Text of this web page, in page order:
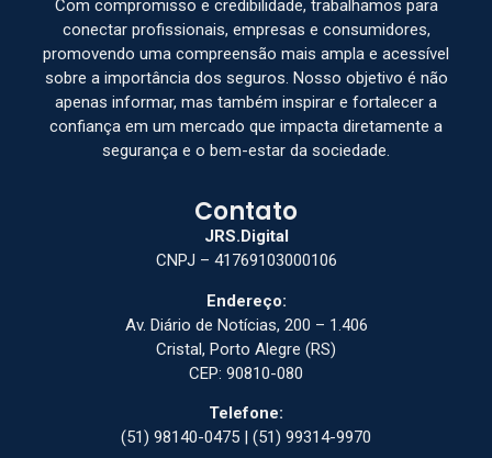
Com compromisso e credibilidade, trabalhamos para
conectar profissionais, empresas e consumidores,
promovendo uma compreensão mais ampla e acessível
sobre a importância dos seguros. Nosso objetivo é não
apenas informar, mas também inspirar e fortalecer a
confiança em um mercado que impacta diretamente a
segurança e o bem-estar da sociedade.
Contato
JRS.Digital
CNPJ – 41769103000106
Endereço:
Av. Diário de Notícias, 200 – 1.406
Cristal, Porto Alegre (RS)
CEP: 90810-080
Telefone:
(51) 98140-0475 | (51) 99314-9970